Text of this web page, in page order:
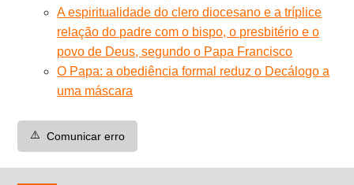
A espiritualidade do clero diocesano e a tríplice
relação do padre com o bispo, o presbitério e o
povo de Deus, segundo o Papa Francisco
O Papa: a obediência formal reduz o Decálogo a
uma máscara
⚠️ Comunicar erro